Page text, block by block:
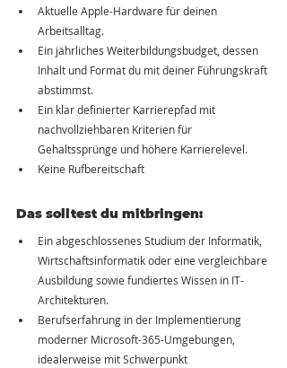
Aktuelle Apple-Hardware für deinen
Arbeitsalltag.
Ein jährliches Weiterbildungsbudget, dessen
Inhalt und Format du mit deiner Führungskraft
abstimmst.
Ein klar definierter Karrierepfad mit
nachvollziehbaren Kriterien für
Gehaltssprünge und höhere Karrierelevel.
Keine Rufbereitschaft
Das solltest du mitbringen:
Ein abgeschlossenes Studium der Informatik,
Wirtschaftsinformatik oder eine vergleichbare
Ausbildung sowie fundiertes Wissen in IT-
Architekturen.
Berufserfahrung in der Implementierung
moderner Microsoft-365-Umgebungen,
idealerweise mit Schwerpunkt